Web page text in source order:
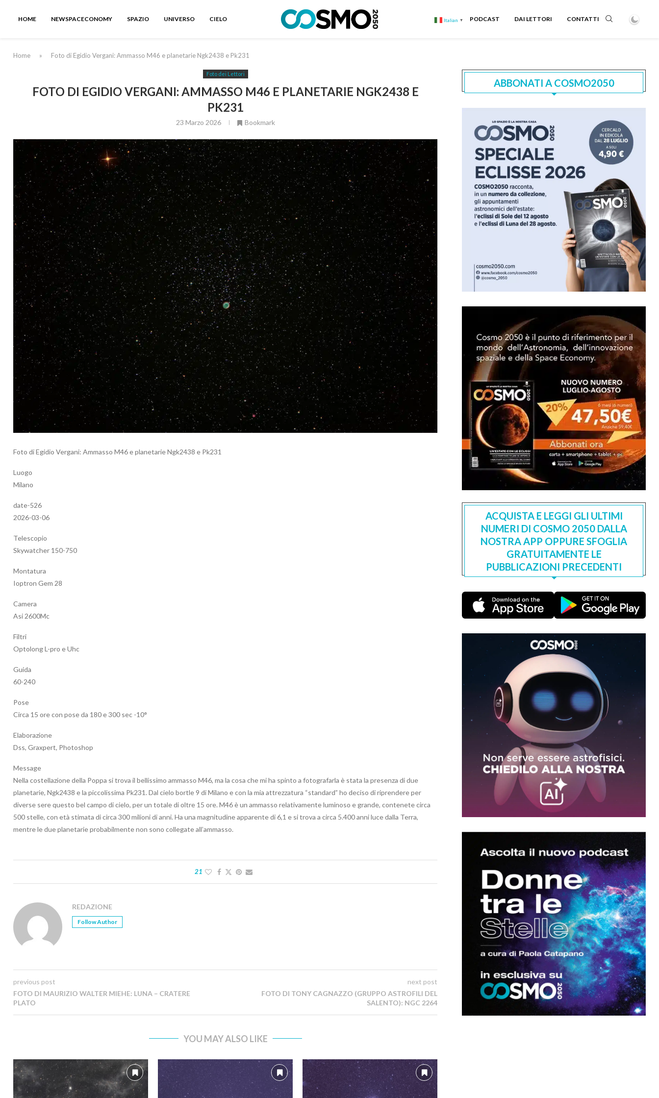
HOME NEWSPACECONOMY SPAZIO UNIVERSO CIELO Italian ▼ PODCAST DAI LETTORI CONTATTI
Home » Foto di Egidio Vergani: Ammasso M46 e planetarie Ngk2438 e Pk231
Foto dei Lettori
FOTO DI EGIDIO VERGANI: AMMASSO M46 E PLANETARIE NGK2438 E
PK231
23 Marzo 2026 Bookmark
Foto di Egidio Vergani: Ammasso M46 e planetarie Ngk2438 e Pk231
Luogo
Milano
date-526
2026-03-06
Telescopio
Skywatcher 150-750
Montatura
Ioptron Gem 28
Camera
Asi 2600Mc
Filtri
Optolong L-pro e Uhc
Guida
60-240
Pose
Circa 15 ore con pose da 180 e 300 sec -10°
Elaborazione
Dss, Graxpert, Photoshop
Message
Nella costellazione della Poppa si trova il bellissimo ammasso M46, ma la cosa che mi ha spinto a fotografarla è stata la presenza di due
planetarie, Ngk2438 e la piccolissima Pk231. Dal cielo bortle 9 di Milano e con la mia attrezzatura “standard” ho deciso di riprendere per
diverse sere questo bel campo di cielo, per un totale di oltre 15 ore. M46 è un ammasso relativamente luminoso e grande, contenete circa
500 stelle, con età stimata di circa 300 milioni di anni. Ha una magnitudine apparente di 6,1 e si trova a circa 5.400 anni luce dalla Terra,
mentre le due planetarie probabilmente non sono collegate all’ammasso.
21
REDAZIONE
Follow Author
previous post
FOTO DI MAURIZIO WALTER MIEHE: LUNA – CRATERE
PLATO
next post
FOTO DI TONY CAGNAZZO (GRUPPO ASTROFILI DEL
SALENTO): NGC 2264
YOU MAY ALSO LIKE
ABBONATI A COSMO2050
ACQUISTA E LEGGI GLI ULTIMI
NUMERI DI COSMO 2050 DALLA
NOSTRA APP OPPURE SFOGLIA
GRATUITAMENTE LE
PUBBLICAZIONI PRECEDENTI